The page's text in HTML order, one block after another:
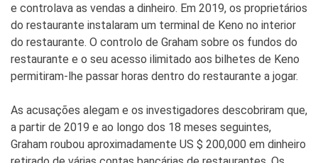
e controlava as vendas a dinheiro. Em 2019, os proprietários
do restaurante instalaram um terminal de Keno no interior
do restaurante. O controlo de Graham sobre os fundos do
restaurante e o seu acesso ilimitado aos bilhetes de Keno
permitiram-lhe passar horas dentro do restaurante a jogar.
As acusações alegam e os investigadores descobriram que,
a partir de 2019 e ao longo dos 18 meses seguintes,
Graham roubou aproximadamente US $ 200,000 em dinheiro